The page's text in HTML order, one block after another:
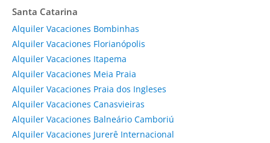
Santa Catarina
Alquiler Vacaciones Bombinhas
Alquiler Vacaciones Florianópolis
Alquiler Vacaciones Itapema
Alquiler Vacaciones Meia Praia
Alquiler Vacaciones Praia dos Ingleses
Alquiler Vacaciones Canasvieiras
Alquiler Vacaciones Balneário Camboriú
Alquiler Vacaciones Jurerê Internacional